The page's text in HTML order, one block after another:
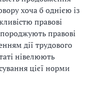
хоча б однією із
правові
правові
дії трудового
нівелюють
цієї норми